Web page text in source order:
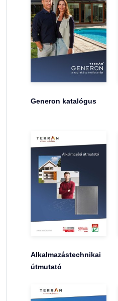
Generon katalógus
Alkalmazástechnikai
útmutató